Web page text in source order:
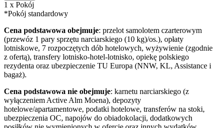
1 x Pokój
*Pokój standardowy
Cena podstawowa obejmuje: przelot samolotem czarterowym
(przewóz 1 pary sprzętu narciarskiego (10 kg)/os.), opłaty
lotniskowe, 7 rozpoczętych dób hotelowych, wyżywienie (zgodnie
z ofertą), transfery lotnisko-hotel-lotnisko, opiekę polskiego
rezydenta oraz ubezpieczenie TU Europa (NNW, KL, Assistance i
bagaż).
Cena podstawowa nie obejmuje: karnetu narciarskiego (z
wyłączeniem Active Alm Moena), depozyty
hotelowe/apartamentowe, podatki hotelowe, transferów na stoki,
ubezpieczenia OC, napojów do obiadokolacji, dodatkowych